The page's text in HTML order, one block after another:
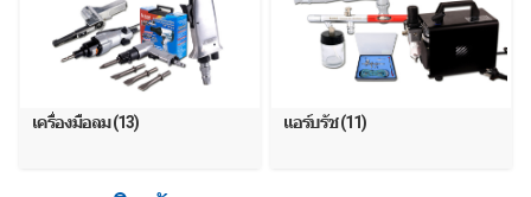
เครื่องมือลม (13) แอร์บรัช (11)